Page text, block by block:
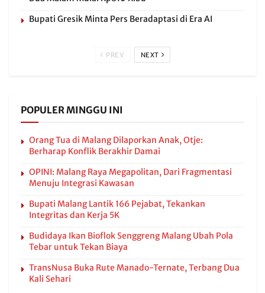
Bupati Gresik Minta Pers Beradaptasi di Era AI
PREV NEXT
POPULER MINGGU INI
Orang Tua di Malang Dilaporkan Anak, Otje:
Berharap Konflik Berakhir Damai
OPINI: Malang Raya Megapolitan, Dari Fragmentasi
Menuju Integrasi Kawasan
Bupati Malang Lantik 166 Pejabat, Tekankan
Integritas dan Kerja 5K
Budidaya Ikan Bioflok Senggreng Malang Ubah Pola
Tebar untuk Tekan Biaya
TransNusa Buka Rute Manado-Ternate, Terbang Dua
Kali Sehari